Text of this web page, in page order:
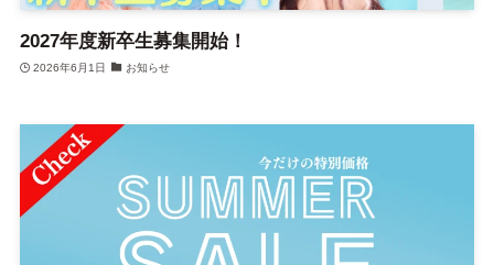
2027年度新卒生募集開始！
2026年6月1日 お知らせ